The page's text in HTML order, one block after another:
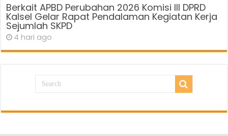
Berkait APBD Perubahan 2026 Komisi III DPRD
Kalsel Gelar Rapat Pendalaman Kegiatan Kerja
Sejumlah SKPD
4 hari ago